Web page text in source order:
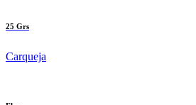
25 Grs
Carqueja